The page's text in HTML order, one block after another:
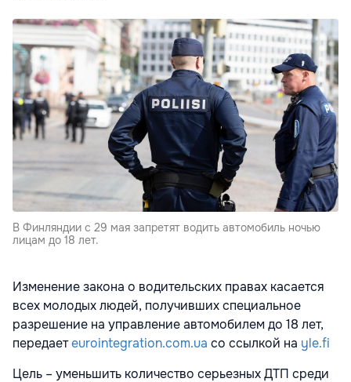
В Финляндии с 29 мая запретят водить автомобиль ночью
лицам до 18 лет.
Изменение закона о водительских правах касается
всех молодых людей, получивших специальное
разрешение на управление автомобилем до 18 лет,
передаетeurointegration.com.ua со ссылкой на yle.fi
Цель – уменьшить количество серьезных ДТП среди